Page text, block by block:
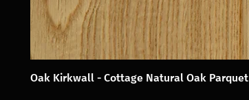
Oak Kirkwall - Cottage Natural Oak Parquet